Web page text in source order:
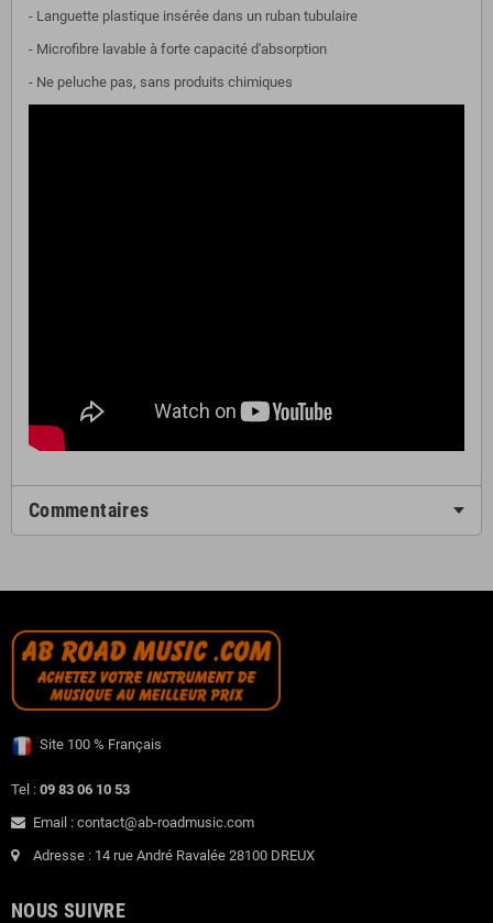
- Languette plastique insérée dans un ruban tubulaire
- Microfibre lavable à forte capacité d'absorption
- Ne peluche pas, sans produits chimiques
Commentaires
Site 100 % Français
Tel : 09 83 06 10 53
Email : contact@ab-roadmusic.com
Adresse : 14 rue André Ravalée 28100 DREUX
NOUS SUIVRE